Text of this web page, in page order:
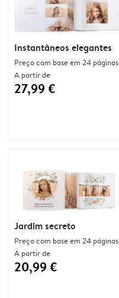
Instantâneos elegantes
Preço com base em 24 páginas
A partir de
27,99 €
Jardim secreto
Preço com base em 24 páginas
A partir de
20,99 €